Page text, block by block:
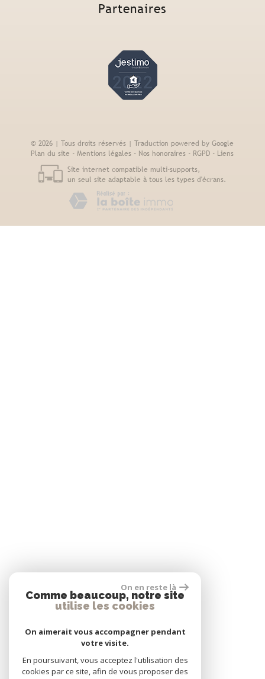
Partenaires
© 2026 | Tous droits réservés | Traduction powered by Google
Plan du site - Mentions légales - Nos honoraires - RGPD - Liens
Site internet compatible multi-supports,
un seul site adaptable à tous les types d'écrans.
On en reste là
Comme beaucoup, notre site
utilise les cookies
On aimerait vous accompagner pendant
votre visite.
En poursuivant, vous acceptez l'utilisation des
cookies par ce site, afin de vous proposer des